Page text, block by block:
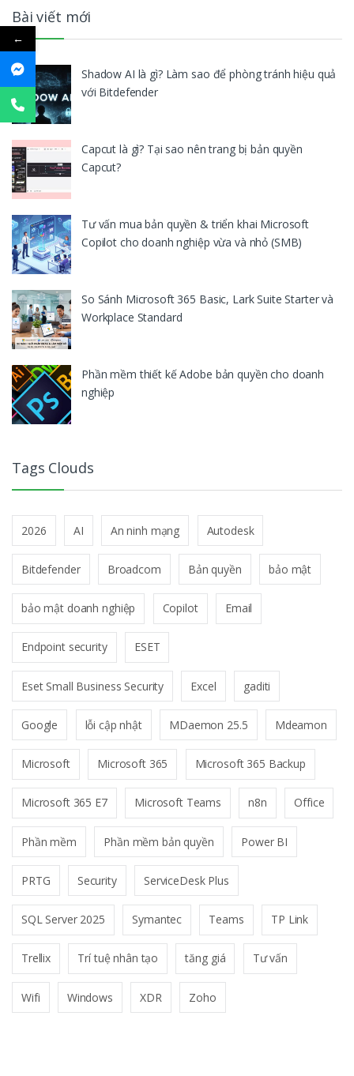
Bài viết mới
Shadow AI là gì? Làm sao để phòng tránh hiệu quả
với Bitdefender
Capcut là gì? Tại sao nên trang bị bản quyền
Capcut?
Tư vấn mua bản quyền & triển khai Microsoft
Copilot cho doanh nghiệp vừa và nhỏ (SMB)
So Sánh Microsoft 365 Basic, Lark Suite Starter và
Workplace Standard
Phần mềm thiết kế Adobe bản quyền cho doanh
nghiệp
Tags Clouds
2026 AI An ninh mạng Autodesk
Bitdefender Broadcom Bản quyền bảo mật
bảo mật doanh nghiệp Copilot Email
Endpoint security ESET
Eset Small Business Security Excel gaditi
Google lỗi cập nhật MDaemon 25.5 Mdeamon
Microsoft Microsoft 365 Microsoft 365 Backup
Microsoft 365 E7 Microsoft Teams n8n Office
Phần mềm Phần mềm bản quyền Power BI
PRTG Security ServiceDesk Plus
SQL Server 2025 Symantec Teams TP Link
Trellix Trí tuệ nhân tạo tăng giá Tư vấn
Wifi Windows XDR Zoho
←